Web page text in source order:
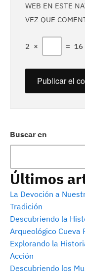
Buscar en
Últimos
La Devoción a
Tradición
Descubriendo la
Arqueológico Cueva
Explorando la
Acción
Descubriendo los
WEB EN ESTE
VEZ QUE
2 × = 16